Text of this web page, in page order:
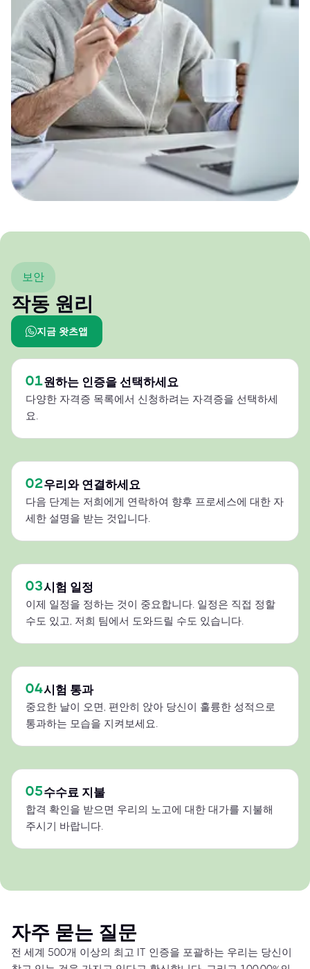
보안
작동 원리
지금 왓츠앱
01원하는 인증을 선택하세요
다양한 자격증 목록에서 신청하려는 자격증을 선택하세
요.
02우리와 연결하세요
다음 단계는 저희에게 연락하여 향후 프로세스에 대한 자
세한 설명을 받는 것입니다.
03시험 일정
이제 일정을 정하는 것이 중요합니다. 일정은 직접 정할
수도 있고, 저희 팀에서 도와드릴 수도 있습니다.
04시험 통과
중요한 날이 오면, 편안히 앉아 당신이 훌륭한 성적으로
통과하는 모습을 지켜보세요.
05수수료 지불
합격 확인을 받으면 우리의 노고에 대한 대가를 지불해
주시기 바랍니다.
자주 묻는 질문
전 세계 500개 이상의 최고 IT 인증을 포괄하는 우리는 당신이